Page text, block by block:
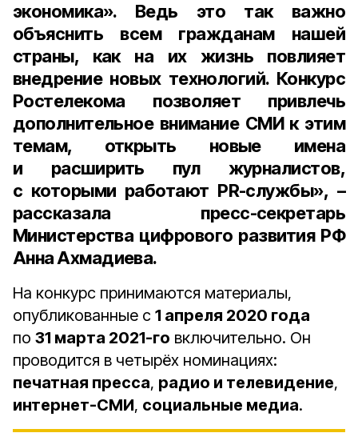
экономика». Ведь это так важно
объяснить всем гражданам нашей
страны, как на их жизнь повлияет
внедрение новых технологий. Конкурс
Ростелекома позволяет привлечь
дополнительное внимание СМИ к этим
темам, открыть новые имена
и расширить пул журналистов,
с которыми работают PR-службы», –
рассказала пресс-секретарь
Министерства цифрового развития РФ
Анна Ахмадиева.
На конкурс принимаются материалы,
опубликованные с 1 апреля 2020 года
по 31 марта 2021-го включительно. Он
проводится в четырёх номинациях:
печатная пресса, радио и телевидение,
интернет-СМИ, социальные медиа.